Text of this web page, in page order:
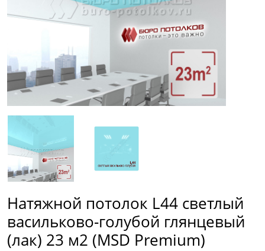
Натяжной потолок L44 светлый
васильково-голубой глянцевый
(лак) 23 м2 (MSD Premium)